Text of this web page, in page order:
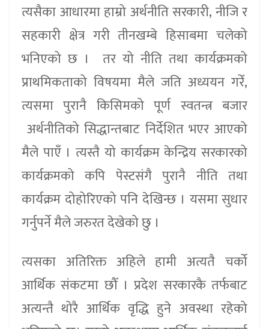
त्यसैका आधारमा हाम्रो अर्थनीति सरकारी, नीजि र
सहकारी क्षेत्र गरी तीनखम्बे हिसाबमा चलेको
भनिएको छ । तर यो नीति तथा कार्यक्रमको
प्राथमिकताको विषयमा मैले जति अध्ययन गरेँ,
त्यसमा पुरानै किसिमको पूर्ण स्वतन्त्र बजार
अर्थनीतिको सिद्धान्तबाट निर्देशित भएर आएको
मैले पाएँ । त्यस्तै यो कार्यक्रम केन्द्रिय सरकारको
कार्यक्रमको कपि पेस्टसंगै पुरानै नीति तथा
कार्यक्रम दोहोरिएको पनि देखिन्छ । यसमा सुधार
गर्नुपर्ने मैले जरुरत देखेको छु ।
त्यसका अतिरिक्त अहिले हामी अत्यतै चर्को
आर्थिक संकटमा छौँ । प्रदेश सरकारकै तर्फबाट
अत्यन्तै थोरै आर्थिक वृद्धि हुने अवस्था रहेको